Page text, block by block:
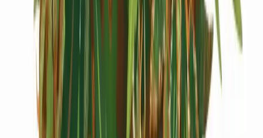
Cannabis Extrakte